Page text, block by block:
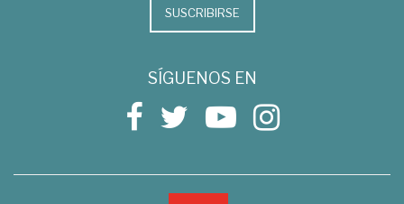
SUSCRIBIRSE
SÍGUENOS EN